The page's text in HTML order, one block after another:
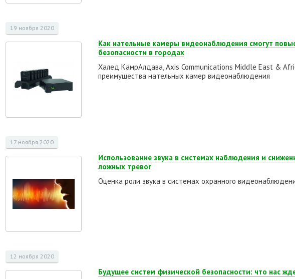
19 ноября 2020
Как нательные камеры видеонаблюдения смогут
безопасности в городах
Халед КамрАлдава, Axis Communications Middle East &
преимущества нательных камер видеонаблюдения
17 ноября 2020
Использование звука в системах наблюдения и
ложных тревог
Оценка роли звука в системах охранного
12 ноября 2020
Будущее систем физической безопасности: что нас